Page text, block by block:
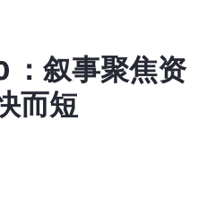
：叙事聚焦资
而短